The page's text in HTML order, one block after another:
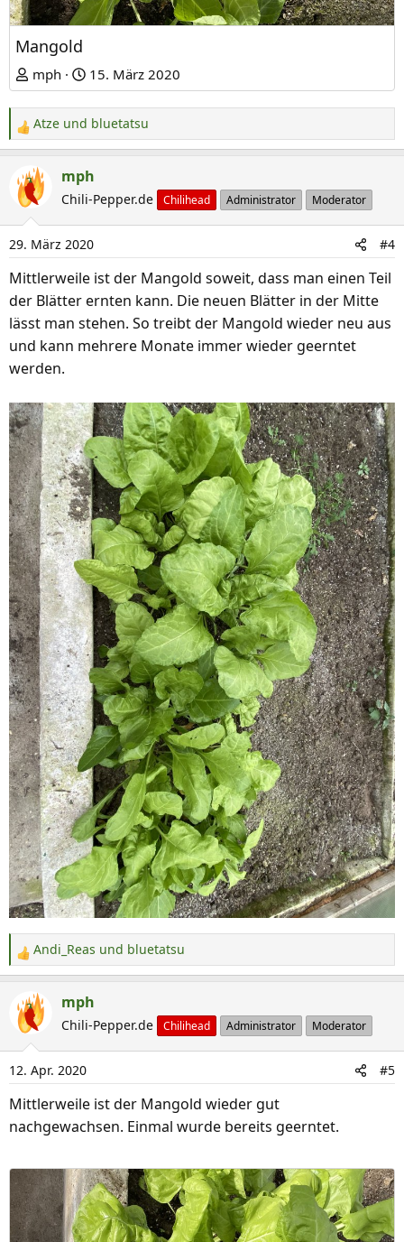
Mangold
mph 15. März 2020
R
e
a
k
i
o
n
n
:
Atze und bluetatsu
mph
Chili-Pepper.de Chilihead Administrator Moderator
29. März 2020 #4
Mittlerweile ist der Mangold soweit, dass man einen Teil
der Blätter ernten kann. Die neuen Blätter in der Mitte
lässt man stehen. So treibt der Mangold wieder neu aus
und kann mehrere Monate immer wieder geerntet
werden.
R
e
a
k
i
o
n
n
Andi_Reas und bluetatsu
mph
Chili-Pepper.de Chilihead Administrator Moderator
12. Apr. 2020 #5
Mittlerweile ist der Mangold wieder gut
nachgewachsen. Einmal wurde bereits geerntet.